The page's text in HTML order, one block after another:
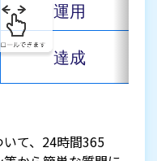
運用
達成
て、24時間365